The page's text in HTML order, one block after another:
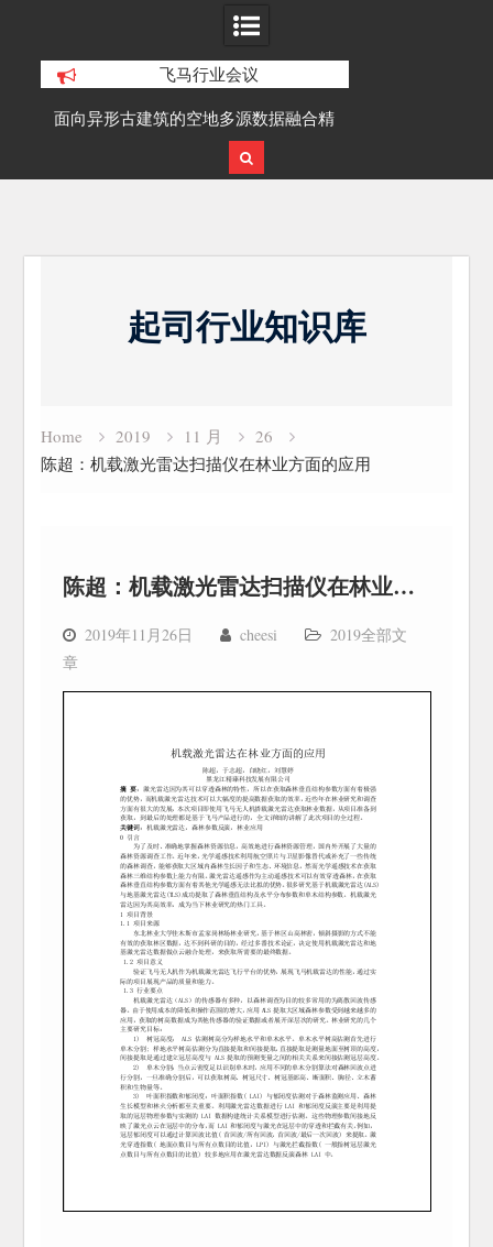
飞马行业会议
面向异形古建筑的空地多源数据融合精
细化三维重建研究
起司行业知识库
Home 2019 11 月
26
陈超：机载激光雷达扫描仪在林业方面的应用
陈超：机载激光雷达扫描仪在林业方面的应用
2019年11月26日 cheesi
2019全部文
章